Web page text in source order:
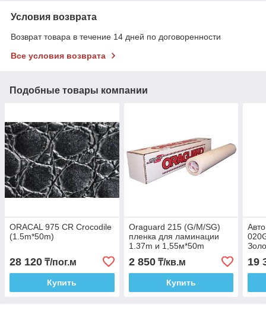
Условия возврата
Возврат товара в течение 14 дней по договоренности
Все условия возврата
Подобные товары компании
ORACAL 975 CR Crocodile
(1.5m*50m)
28 120 ₸/пог.м
Купить
Oraguard 215 (G/M/SG)
пленка для ламинации
1.37m и 1,55м*50m
2 850₸/кв.м
Купить
19